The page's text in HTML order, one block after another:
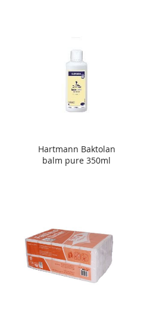
Hartmann Baktolan
balm pure 350ml